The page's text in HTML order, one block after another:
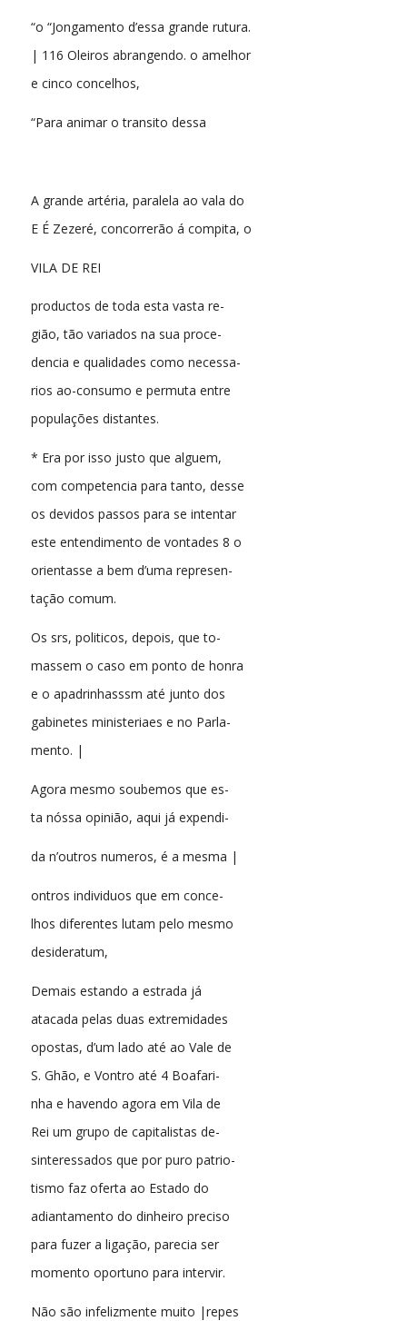
“o “Jongamento d’essa grande rutura.
| 116 Oleiros abrangendo. o amelhor
e cinco concelhos,
“Para animar o transito dessa
A grande artéria, paralela ao vala do
E É Zezeré, concorrerão á compita, o
VILA DE REI
productos de toda esta vasta re-
gião, tão variados na sua proce-
dencia e qualidades como necessa-
rios ao-consumo e permuta entre
populações distantes.
* Era por isso justo que alguem,
com competencia para tanto, desse
os devidos passos para se intentar
este entendimento de vontades 8 o
orientasse a bem d’uma represen-
tação comum.
Os srs, politicos, depois, que to-
massem o caso em ponto de honra
e o apadrinhasssm até junto dos
gabinetes ministeriaes e no Parla-
mento. |
Agora mesmo soubemos que es-
ta nóssa opinião, aqui já expendi-
da n’outros numeros, é a mesma |
ontros individuos que em conce-
lhos diferentes lutam pelo mesmo
desideratum,
Demais estando a estrada já
atacada pelas duas extremidades
opostas, d’um lado até ao Vale de
S. Ghão, e Vontro até 4 Boafari-
nha e havendo agora em Vila de
Rei um grupo de capitalistas de-
sinteressados que por puro patrio-
tismo faz oferta ao Estado do
adiantamento do dinheiro preciso
para fuzer a ligação, parecia ser
momento oportuno para intervir.
Não são infelizmente muito |repes